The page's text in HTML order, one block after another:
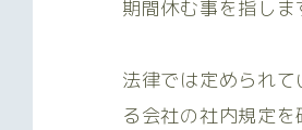
期間休む事を指しま
法律では定められ
る会社の社内規定を